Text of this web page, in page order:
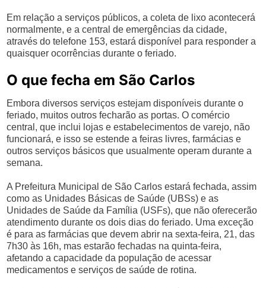
Em relação a serviços públicos, a coleta de lixo acontecerá
normalmente, e a central de emergências da cidade,
através do telefone 153, estará disponível para responder a
quaisquer ocorrências durante o feriado.
O que fecha em São Carlos
Embora diversos serviços estejam disponíveis durante o
feriado, muitos outros fecharão as portas. O comércio
central, que inclui lojas e estabelecimentos de varejo, não
funcionará, e isso se estende a feiras livres, farmácias e
outros serviços básicos que usualmente operam durante a
semana.
A Prefeitura Municipal de São Carlos estará fechada, assim
como as Unidades Básicas de Saúde (UBSs) e as
Unidades de Saúde da Família (USFs), que não oferecerão
atendimento durante os dois dias do feriado. Uma exceção
é para as farmácias que devem abrir na sexta-feira, 21, das
7h30 às 16h, mas estarão fechadas na quinta-feira,
afetando a capacidade da população de acessar
medicamentos e serviços de saúde de rotina.